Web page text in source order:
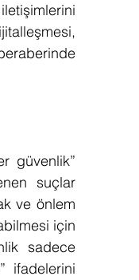
güvenlik”
suçlar
ve önlem
için
sadece
ifadelerini